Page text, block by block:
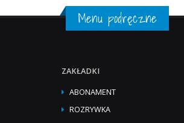
Menu podręczne
ZAKŁADKI
ABONAMENT
ROZRYWKA